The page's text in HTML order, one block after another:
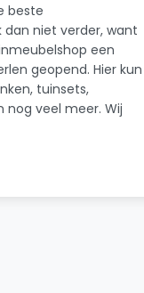
beste
dan niet verder, want
een
geopend. Hier kun
tuinsets,
nog veel meer. Wij